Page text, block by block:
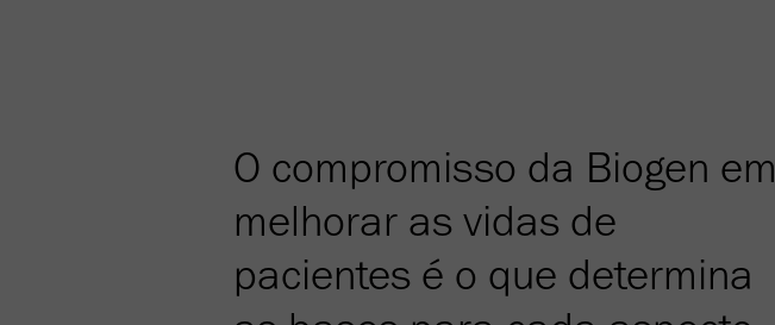
O compromisso da Biogen em
melhorar as vidas de
pacientes é o que determina